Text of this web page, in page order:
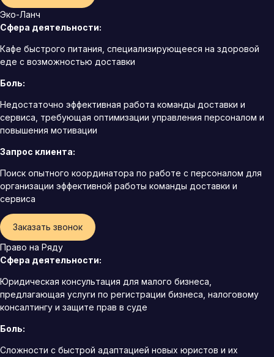
Эко-Ланч
Сфера деятельности:
Кафе быстрого питания, специализирующееся на здоровой
еде с возможностью доставки
Боль:
Недостаточно эффективная работа команды доставки и
сервиса, требующая оптимизации управления персоналом и
повышения мотивации
Запрос клиента:
Поиск опытного координатора по работе с персоналом для
организации эффективной работы команды доставки и
сервиса
Заказать звонок
Право на Ряду
Сфера деятельности:
Юридическая консультация для малого бизнеса,
предлагающая услуги по регистрации бизнеса, налоговому
консалтингу и защите прав в суде
Боль:
Сложности с быстрой адаптацией новых юристов и их